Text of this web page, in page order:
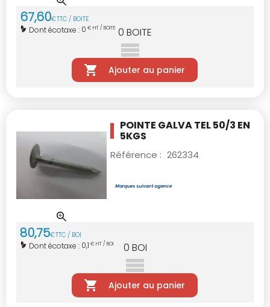
67,60€TTC / BOITE
Dont écotaxe : 0 € HT / BOITE 0 BOITE
Ajouter au panier
POINTE GALVA TEL 50/3 EN
5KGS
Référence : 262334
80,75€TTC / BOI
Dont écotaxe : 0,1 € HT / BOI 0 BOI
Ajouter au panier